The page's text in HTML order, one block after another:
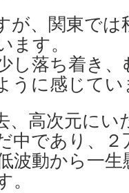
が、関東で
ます。
し落ち着き
うに感じて
、高次元にい
中であり、
波動から一